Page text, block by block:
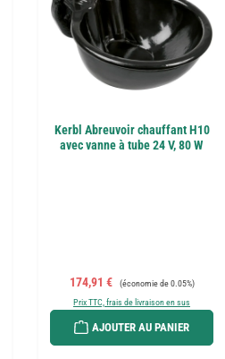
Kerbl Abreuvoir chauffant H10
avec vanne à tube 24 V, 80 W
Prix de vente :
174,91 € Prix régulier :
(économie de 0.05%)
Prix TTC, frais de livraison en sus
AJOUTER AU PANIER